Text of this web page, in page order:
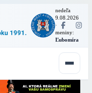
nedeľa
9.08.2026
·
meniny:
Ľubomíra